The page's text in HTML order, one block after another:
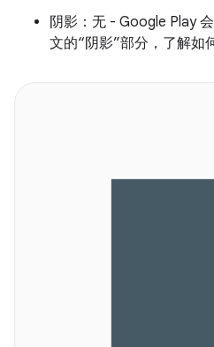
阴影：无 - Google Play
文的“阴影”部分，了解如